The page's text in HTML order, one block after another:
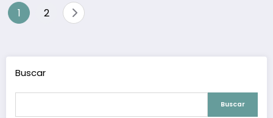
Paginación
1 2
Buscar
Buscar